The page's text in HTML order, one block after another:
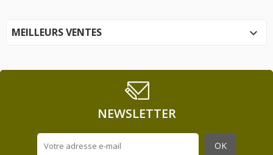
MEILLEURS VENTES 
NEWSLETTER